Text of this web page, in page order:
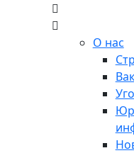
О нас